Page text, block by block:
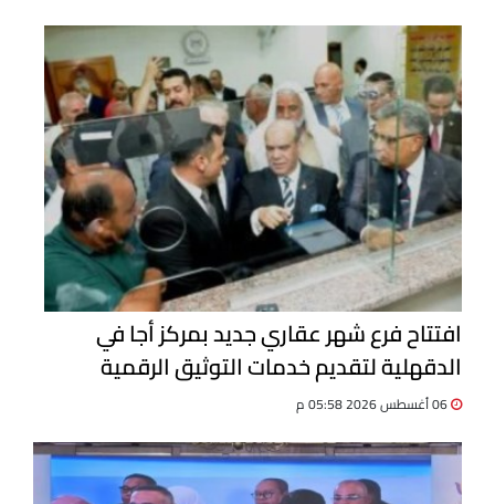
افتتاح فرع شهر عقاري جديد بمركز أجا في
الدقهلية لتقديم خدمات التوثيق الرقمية